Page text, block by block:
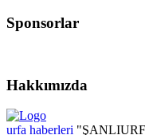
Sponsorlar
Hakkımızda
urfa haberleri